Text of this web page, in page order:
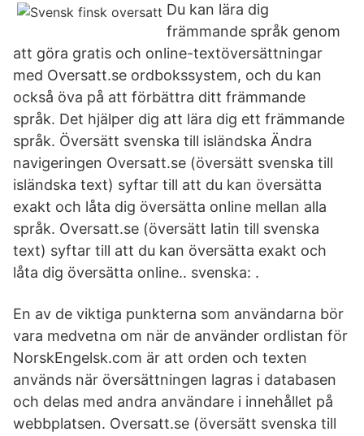
Du kan lära dig
främmande språk genom
att göra gratis och online-textöversättningar
med Oversatt.se ordbokssystem, och du kan
också öva på att förbättra ditt främmande
språk. Det hjälper dig att lära dig ett främmande
språk. Översätt svenska till isländska Ändra
navigeringen Oversatt.se (översätt svenska till
isländska text) syftar till att du kan översätta
exakt och låta dig översätta online mellan alla
språk. Oversatt.se (översätt latin till svenska
text) syftar till att du kan översätta exakt och
låta dig översätta online.. svenska: .
En av de viktiga punkterna som användarna bör
vara medvetna om när de använder ordlistan för
NorskEngelsk.com är att orden och texten
används när översättningen lagras i databasen
och delas med andra användare i innehållet på
webbplatsen. Oversatt.se (översätt svenska till